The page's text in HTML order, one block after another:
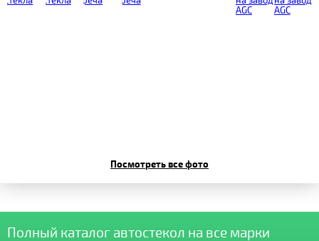
Посмотреть все фото
Полный каталог автостекол на все марки